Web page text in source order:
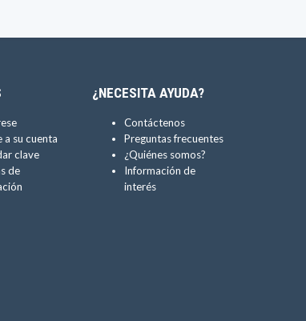
a su cuenta
clave
de
¿NECESITA AYUDA?
Contáctenos
Preguntas frecuentes
¿Quiénes somos?
Información de
interés